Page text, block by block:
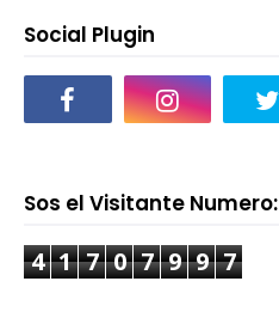
Social Plugin
Sos el Visitante Numero:
4 1 7 0 7 9 9 7